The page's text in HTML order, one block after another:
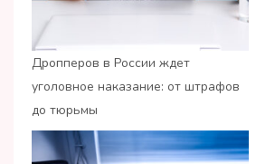
Дропперов в России ждет
уголовное наказание: от штрафов
до тюрьмы